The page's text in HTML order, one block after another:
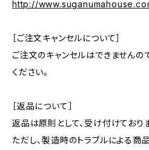
http://
［ご注文キャンセルについて］
ご注文のキャンセルはできません
ください。
［返品について］
返品は原則として、受け付けており
ただし、製造時のトラブルによる